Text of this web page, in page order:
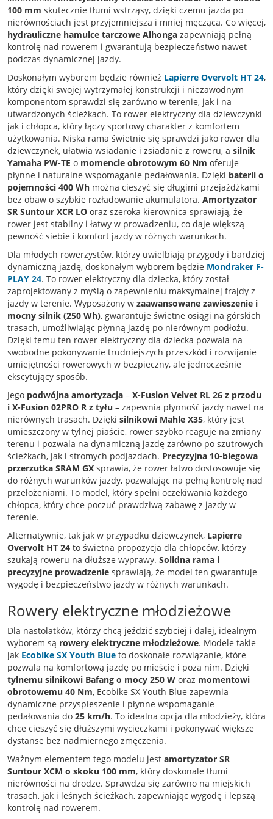
100 mm skutecznie tłumi wstrząsy, dzięki czemu jazda po
nierównościach jest przyjemniejsza i mniej męcząca. Co więcej,
hydrauliczne hamulce tarczowe Alhonga zapewniają pełną
kontrolę nad rowerem i gwarantują bezpieczeństwo nawet
podczas dynamicznej jazdy.
Doskonałym wyborem będzie również Lapierre Overvolt HT 24,
który dzięki swojej wytrzymałej konstrukcji i niezawodnym
komponentom sprawdzi się zarówno w terenie, jak i na
utwardzonych ścieżkach. To rower elektryczny dla dziewczynki
jak i chłopca, który łączy sportowy charakter z komfortem
użytkowania. Niska rama świetnie się sprawdzi jako rower dla
dziewczynek, ułatwia wsiadanie i zsiadanie z roweru, a silnik
Yamaha PW-TE o momencie obrotowym 60 Nm oferuje
płynne i naturalne wspomaganie pedałowania. Dzięki baterii o
pojemności 400 Wh można cieszyć się długimi przejażdżkami
bez obaw o szybkie rozładowanie akumulatora. Amortyzator
SR Suntour XCR LO oraz szeroka kierownica sprawiają, że
rower jest stabilny i łatwy w prowadzeniu, co daje większą
pewność siebie i komfort jazdy w różnych warunkach.
Dla młodych rowerzystów, którzy uwielbiają przygody i bardziej
dynamiczną jazdę, doskonałym wyborem będzie Mondraker F-
PLAY 24. To rower elektryczny dla dziecka, który został
zaprojektowany z myślą o zapewnieniu maksymalnej frajdy z
jazdy w terenie. Wyposażony w zaawansowane zawieszenie i
mocny silnik (250 Wh), gwarantuje świetne osiągi na górskich
trasach, umożliwiając płynną jazdę po nierównym podłożu.
Dzięki temu ten rower elektryczny dla dziecka pozwala na
swobodne pokonywanie trudniejszych przeszkód i rozwijanie
umiejętności rowerowych w bezpieczny, ale jednocześnie
ekscytujący sposób.
Jego podwójna amortyzacja – X-Fusion Velvet RL 26 z przodu
i X-Fusion 02PRO R z tyłu – zapewnia płynność jazdy nawet na
nierównych trasach. Dzięki silnikowi Mahle X35, który jest
umieszczony w tylnej piaście, rower szybko reaguje na zmiany
terenu i pozwala na dynamiczną jazdę zarówno po szutrowych
ścieżkach, jak i stromych podjazdach. Precyzyjna 10-biegowa
przerzutka SRAM GX sprawia, że rower łatwo dostosowuje się
do różnych warunków jazdy, pozwalając na pełną kontrolę nad
przełożeniami. To model, który spełni oczekiwania każdego
chłopca, który chce poczuć prawdziwą zabawę z jazdy w
terenie.
Alternatywnie, tak jak w przypadku dziewczynek, Lapierre
Overvolt HT 24 to świetna propozycja dla chłopców, którzy
szukają roweru na dłuższe wyprawy. Solidna rama i
precyzyjne prowadzenie sprawiają, że model ten gwarantuje
wygodę i bezpieczeństwo jazdy w różnych warunkach.
Rowery elektryczne młodzieżowe
Dla nastolatków, którzy chcą jeździć szybciej i dalej, idealnym
wyborem są rowery elektryczne młodzieżowe. Modele takie
jak Ecobike SX Youth Blue to doskonałe rozwiązanie, które
pozwala na komfortową jazdę po mieście i poza nim. Dzięki
tylnemu silnikowi Bafang o mocy 250 W oraz momentowi
obrotowemu 40 Nm, Ecobike SX Youth Blue zapewnia
dynamiczne przyspieszenie i płynne wspomaganie
pedałowania do 25 km/h. To idealna opcja dla młodzieży, która
chce cieszyć się dłuższymi wycieczkami i pokonywać większe
dystanse bez nadmiernego zmęczenia.
Ważnym elementem tego modelu jest amortyzator SR
Suntour XCM o skoku 100 mm, który doskonale tłumi
nierówności na drodze. Sprawdza się zarówno na miejskich
trasach, jak i leśnych ścieżkach, zapewniając wygodę i lepszą
kontrolę nad rowerem.